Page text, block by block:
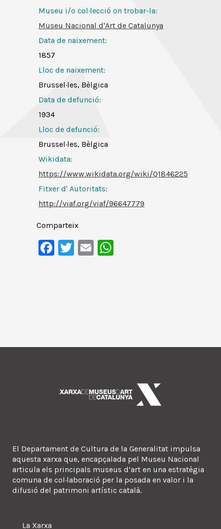
Museu i/o col·lecció on trobar-la:
Museu Nacional d'Art de Catalunya
Data de naixement:
1857
Lloc de naixement:
Brussel·les, Bèlgica
Data de defunció:
1934
Lloc de defunció:
Brussel·les, Bèlgica
Wikidata:
https://www.wikidata.org/wiki/Q1846225
Fitxer d' Autoritats:
http://viaf.org/viaf/96647779
Comparteix
Facebook
Twitter
Email
El Departament de Cultura de la Generalitat impulsa
aquesta xarxa que, encapçalada pel Museu Nacional
articula els principals museus d’art en una estratègia
comuna de col·laboració per la posada en valor i la
difusió del patrimoni artístic català.
La Xarxa